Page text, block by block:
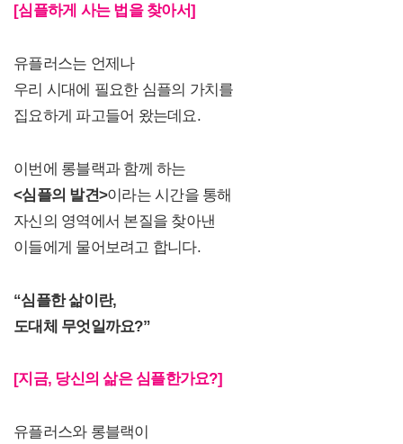
[심플하게 사는 법을 찾아서]
유플러스는 언제나
우리 시대에 필요한 심플의 가치를
집요하게 파고들어 왔는데요.
이번에 롱블랙과 함께 하는
<심플의 발견>이라는 시간을 통해
자신의 영역에서 본질을 찾아낸
이들에게 물어보려고 합니다.
“심플한 삶이란,
도대체 무엇일까요?”
[지금, 당신의 삶은 심플한가요?]
유플러스와 롱블랙이